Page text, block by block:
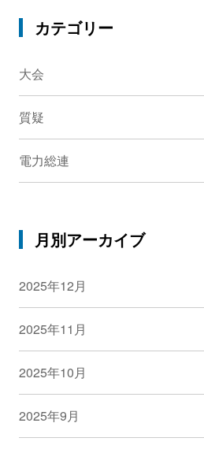
カテゴリー
大会
質疑
電力総連
月別アーカイブ
2025年12月
2025年11月
2025年10月
2025年9月